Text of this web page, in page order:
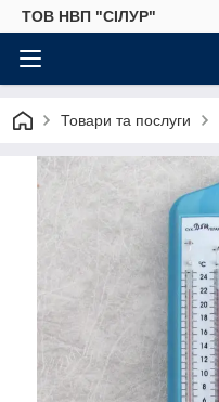
ТОВ НВП "СІЛУР"
Товари та послуги